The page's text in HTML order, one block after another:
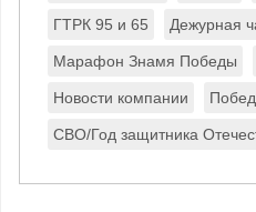
ГТРК 95 и 65 Дежурная
Марафон Знамя Победы
Новости компании
СВО/Год защитника